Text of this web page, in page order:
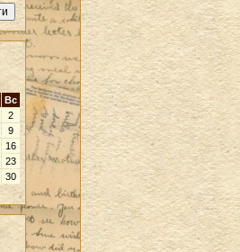
Вс
2
9
16
23
30